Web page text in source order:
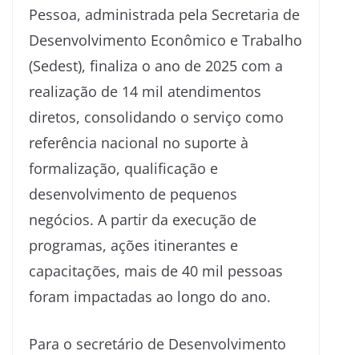
Pessoa, administrada pela Secretaria de
Desenvolvimento Econômico e Trabalho
(Sedest), finaliza o ano de 2025 com a
realização de 14 mil atendimentos
diretos, consolidando o serviço como
referência nacional no suporte à
formalização, qualificação e
desenvolvimento de pequenos
negócios. A partir da execução de
programas, ações itinerantes e
capacitações, mais de 40 mil pessoas
foram impactadas ao longo do ano.
Para o secretário de Desenvolvimento